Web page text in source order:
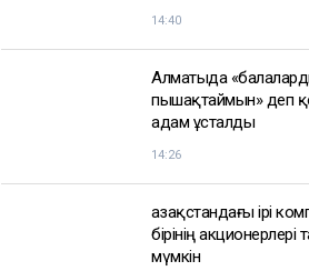
14:40
Алматыда
пышақтаймын» деп
адам ұсталды
14:26
Қазақстандағы ірі
бірінің акционерлері
мүмкін